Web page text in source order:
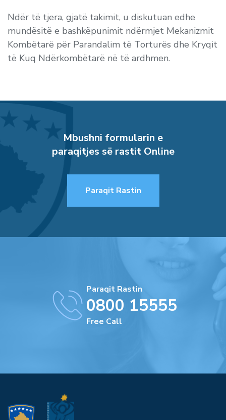
Ndër të tjera, gjatë takimit, u diskutuan edhe
mundësitë e bashkëpunimit ndërmjet Mekanizmit
Kombëtarë për Parandalim të Torturës dhe Kryqit
të Kuq Ndërkombëtarë në të ardhmen.
Mbushni formularin e
paraqitjes së rastit Online
Paraqit Rastin
Paraqit Rastin
0800 15555
Free Call